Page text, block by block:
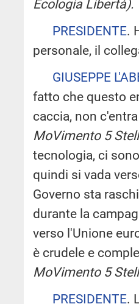
Ecologia Libertà).
PRESIDENTE.
personale, il
GIUSEPPE
fatto che questo
caccia, non
MoVimento 5
tecnologia, ci
quindi si vada
Governo sta
durante la
verso l'Unione
è crudele e
MoVimento 5
PRESIDENTE.